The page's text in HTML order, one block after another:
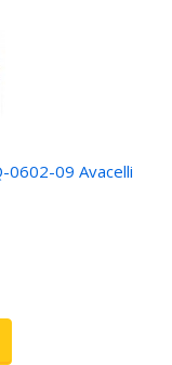
0602-09 Avacelli